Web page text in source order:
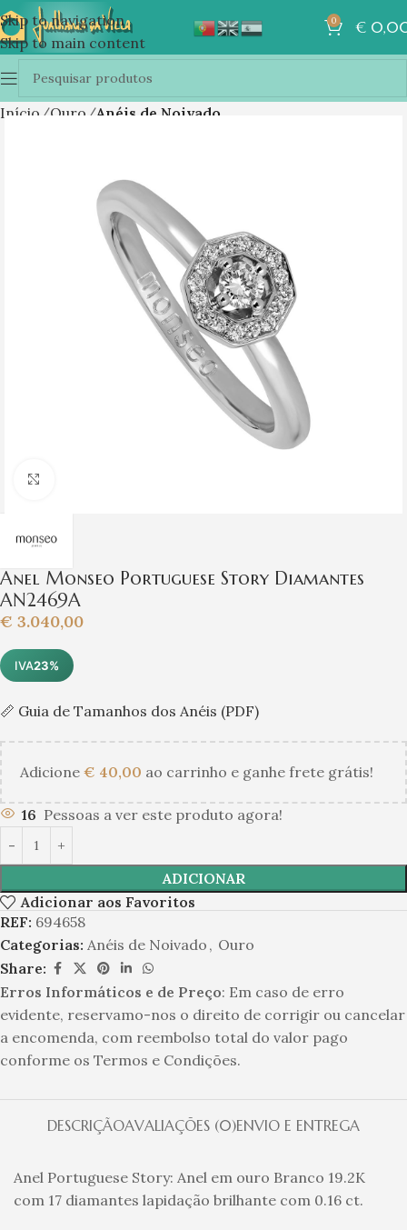
Skip to navigation
Skip to main content
0 €
Início Ouro Anéis de Noivado
Anel Monseo Portuguese Story Diamantes
AN2469A
€ 3.040,00
IVA23%
📏 Guia de Tamanhos dos Anéis (PDF)
Adicione € 40,00 ao carrinho e ganhe frete grátis!
16 Pessoas a ver este produto agora!
ADICIONAR
Adicionar aos Favoritos
REF: 694658
Categorias: Anéis de Noivado , Ouro
Share:
Erros Informáticos e de Preço: Em caso de erro
evidente, reservamo-nos o direito de corrigir ou cancelar
a encomenda, com reembolso total do valor pago
conforme os Termos e Condições.
DESCRIÇÃOAVALIAÇÕES (0)ENVIO E ENTREGA
Anel Portuguese Story: Anel em ouro Branco 19.2K
com 17 diamantes lapidação brilhante com 0.16 ct.